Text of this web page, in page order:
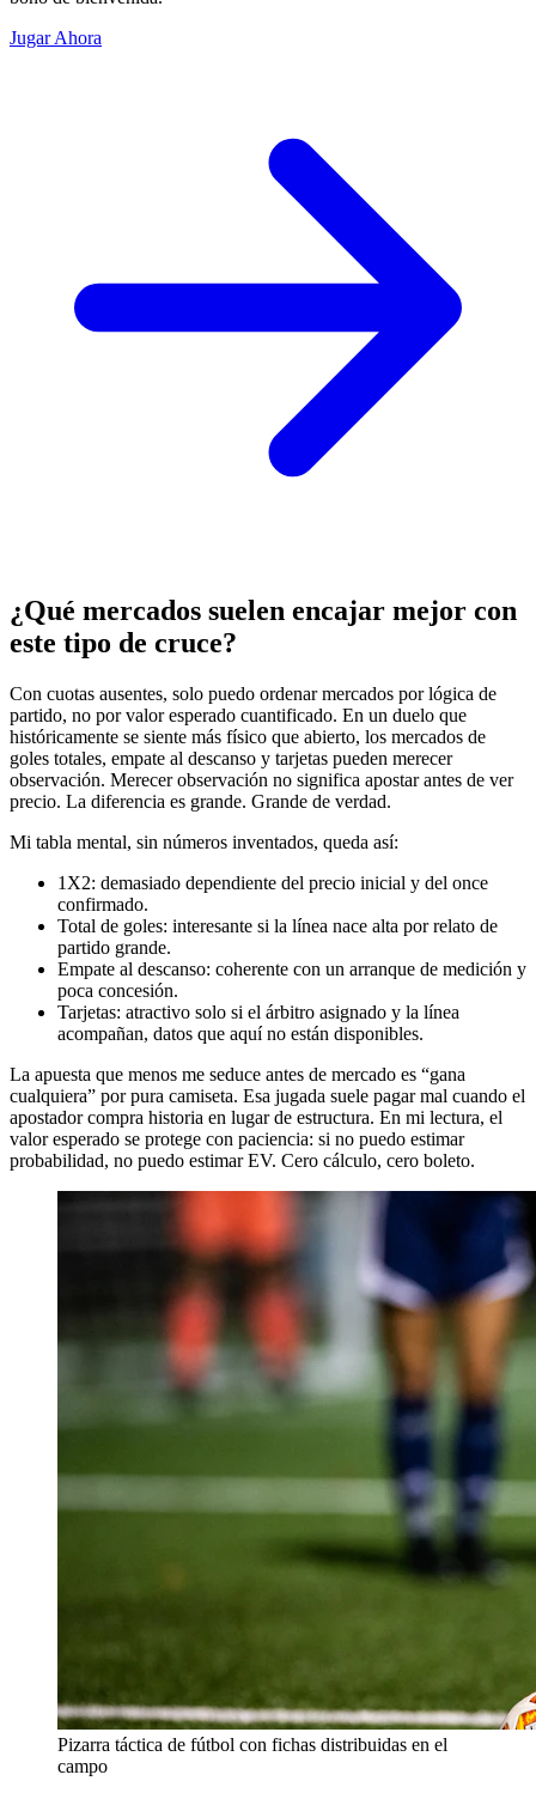
Jugar Ahora
¿Qué mercados suelen encajar mejor con
este tipo de cruce?
Con cuotas ausentes, solo puedo ordenar mercados por lógica de
partido, no por valor esperado cuantificado. En un duelo que
históricamente se siente más físico que abierto, los mercados de
goles totales, empate al descanso y tarjetas pueden merecer
observación. Merecer observación no significa apostar antes de ver
precio. La diferencia es grande. Grande de verdad.
Mi tabla mental, sin números inventados, queda así:
1X2: demasiado dependiente del precio inicial y del once
confirmado.
Total de goles: interesante si la línea nace alta por relato de
partido grande.
Empate al descanso: coherente con un arranque de medición y
poca concesión.
Tarjetas: atractivo solo si el árbitro asignado y la línea
acompañan, datos que aquí no están disponibles.
La apuesta que menos me seduce antes de mercado es “gana
cualquiera” por pura camiseta. Esa jugada suele pagar mal cuando el
apostador compra historia en lugar de estructura. En mi lectura, el
valor esperado se protege con paciencia: si no puedo estimar
probabilidad, no puedo estimar EV. Cero cálculo, cero boleto.
Pizarra táctica de fútbol con fichas distribuidas en el
campo